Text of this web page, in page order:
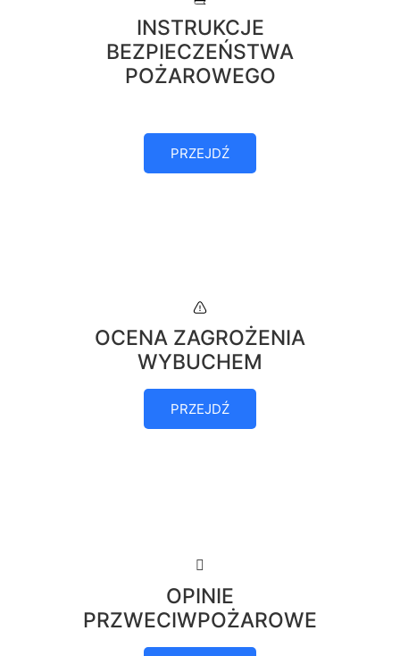
INSTRUKCJE
BEZPIECZEŃSTWA
POŻAROWEGO
PRZEJDŹ
OCENA ZAGROŻENIA
WYBUCHEM
PRZEJDŹ
OPINIE
PRZWECIWPOŻAROWE